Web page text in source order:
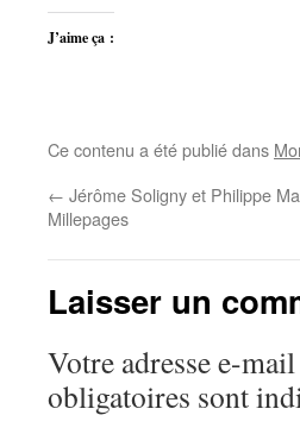
J’aime ça :
Ce contenu a été publié dans
← Jérôme Soligny et Philippe
Millepages
Laisser un
Votre adresse e-
obligatoires sont